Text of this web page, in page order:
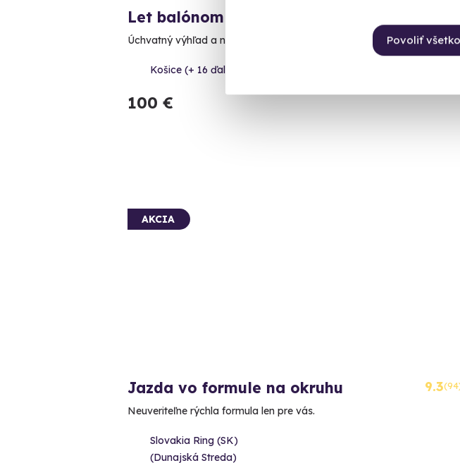
Povoliť všetko
Let balónom
Úchvatný výhľad a nezabudnuteľný zážitok.
Košice (+ 16 ďalších lokalít)
100 €
AKCIA
Jazda vo formule na okruhu 9.3
Neuveriteľne rýchla formula len pre vás.
Slovakia Ring (SK)
(Dunajská Streda)